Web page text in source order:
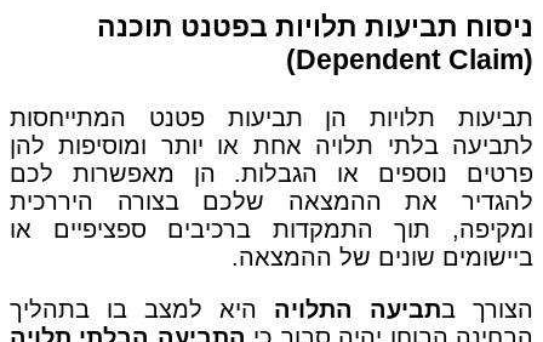
ניסוח תביעות תלויות בפטנט תוכנה
(Dependent Claim)
תביעות תלויות הן תביעות פטנט המתייחסות
לתביעה בלתי תלויה אחת או יותר ומוסיפות להן
פרטים נוספים או הגבלות. הן מאפשרות לכם
להגדיר את ההמצאה שלכם בצורה היררכית
ומקיפה, תוך התמקדות ברכיבים ספציפיים או
ביישומים שונים של ההמצאה.
הצורך בתביעה התלויה היא למצב בו בתהליך